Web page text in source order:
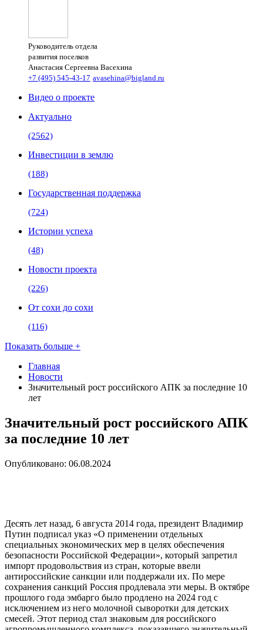
Руководитель отдела
развития поселков
Анастасия Сергеевна Васехина
+7 (495) 545-43-17 avasehina@bigland.ru
Видео о проекте
Актуально
(2562)
Инвестиции в землю
(188)
Государственная поддержка
(724)
Истории успеха
(48)
Новости проекта
(226)
От сохи до сохи
(116)
Показать больше +
Главная
Новости
Значительный рост российского АПК за последние 10
лет
Значительный рост российского АПК
за последние 10 лет
Опубликовано: 06.08.2024
Десять лет назад, 6 августа 2014 года, президент Владимир
Путин подписал указ «О применении отдельных
специальных экономических мер в целях обеспечения
безопасности Российской Федерации», который запретил
импорт продовольствия из стран, которые ввели
антироссийские санкции или поддержали их. По мере
сохранения санкций Россия продлевала эти меры. В октябре
прошлого года эмбарго было продлено на 2024 год с
исключением из него молочной сыворотки для детских
смесей. Этот период стал знаковым для российского